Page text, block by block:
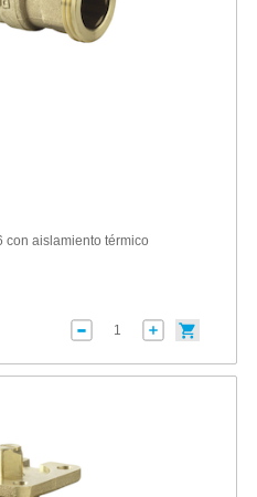
con aislamiento térmico